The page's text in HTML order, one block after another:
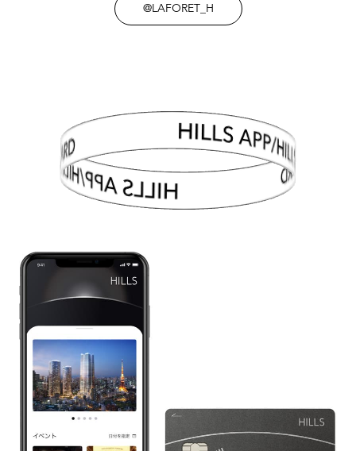
@LAFORET_H
HILLS APP/HILLS CARD